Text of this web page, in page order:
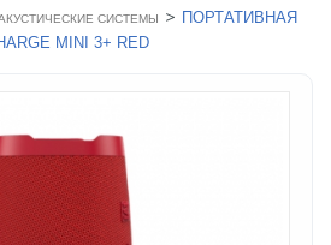
СИСТЕМЫ > ПОРТАТИВНАЯ
MINI 3+ RED